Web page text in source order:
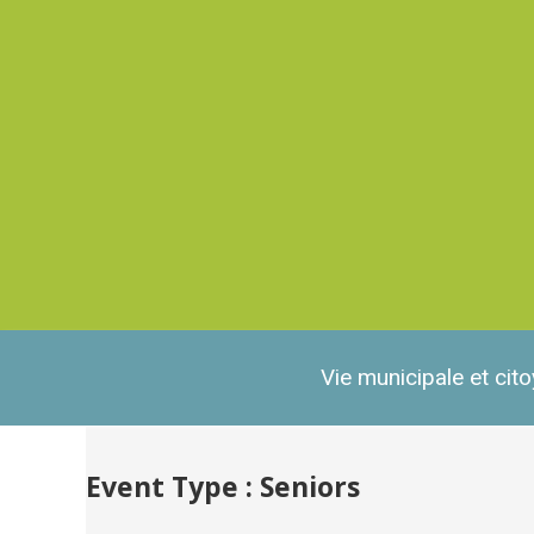
Vie municipale et
Event Type : Seniors